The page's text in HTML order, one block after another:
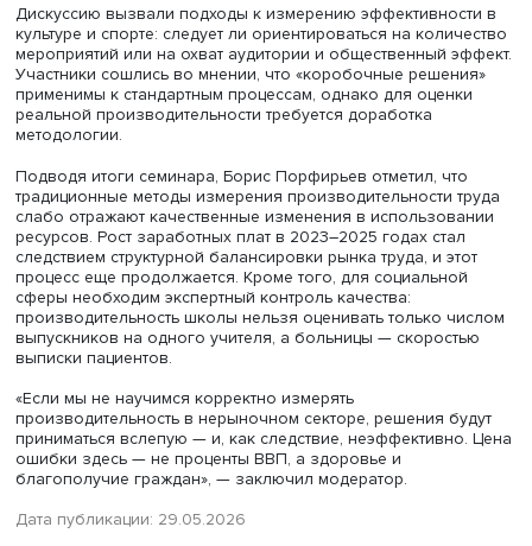
Илья Воскобойников
«Производительность труда в социальной сфере — это
затратам факторов, а не простое сокращение
персонала, — отметил директор Экспертного института
ВШЭ Илья Воскобойников. — За рубежом давно
корректировки: в образовании — на результаты
успеваемость, в здравоохранении — на состав
клинические исходы. Это позволяет отделить реальный
технологический прогресс от “процессной гонки”. Без
отраслевых экспертов мы рискуем получить статистику,
имеющую отношения к качеству жизни».
Измерение производительности в культуре и
здравоохранении
В панельном обсуждении приняли участие
Счетной палаты, Федерального центра компетенций и
академического сообщества. Эксперты искали подход к